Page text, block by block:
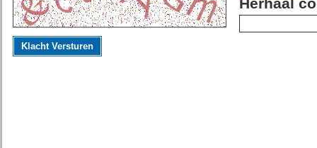
Herhaal
Klacht Versturen